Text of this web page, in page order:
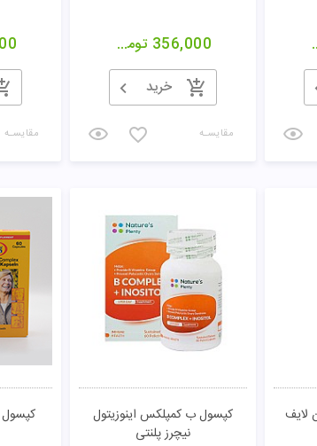
356,000 تومان
خرید
مقایسـه مقایسـه
لایف
کپسول ب کمپلکس اینوزیتول
نیچرز پلنتی